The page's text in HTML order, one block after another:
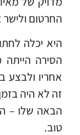
החרטום
היא יכלה
הסירה
אחריו
זה לא היה
הבאה שלו –
טוב.